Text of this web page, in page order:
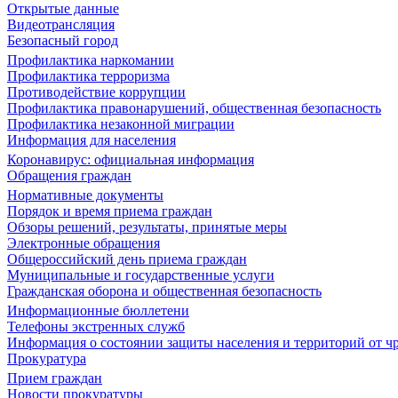
Открытые данные
Видеотрансляция
Безопасный город
Профилактика наркомании
Профилактика терроризма
Противодействие коррупции
Профилактика правонарушений, общественная безопасность
Профилактика незаконной миграции
Информация для населения
Коронавирус: официальная информация
Обращения граждан
Нормативные документы
Порядок и время приема граждан
Обзоры решений, результаты, принятые меры
Электронные обращения
Общероссийский день приема граждан
Муниципальные и государственные услуги
Гражданская оборона и общественная безопасность
Информационные бюллетени
Телефоны экстренных служб
Информация о состоянии защиты населения и территорий от
Прокуратура
Прием граждан
Новости прокуратуры